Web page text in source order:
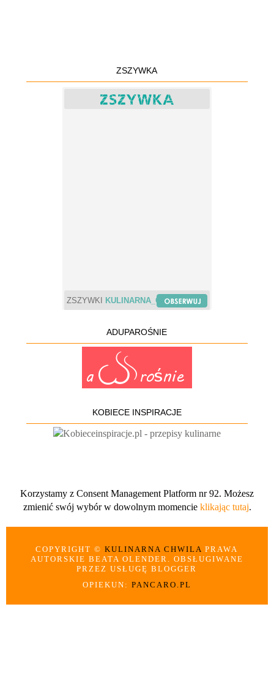
ZSZYWKA
ZSZYWKI KULINARNA_CHWILA
ADUPAROŚNIE
KOBIECE INSPIRACJE
Korzystamy z Consent Management Platform nr 92. Możesz
zmienić swój wybór w dowolnym momencie klikając tutaj.
COPYRIGHT ©KULINARNA CHWILAPRAWA
AUTORSKIE BEATA OLENDER. OBSŁUGIWANE
PRZEZ USŁUGĘ BLOGGER
OPIEKUN: PANCARO.PL